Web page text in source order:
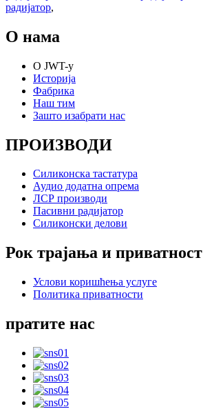
радијатор,
О нама
О JWT-у
Историја
Фабрика
Наш тим
Зашто изабрати нас
ПРОИЗВОДИ
Силиконска тастатура
Аудио додатна опрема
ЛСР производи
Пасивни радијатор
Силиконски делови
Рок трајања и приватност
Услови коришћења услуге
Политика приватности
пратите нас